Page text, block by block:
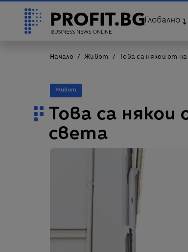
Глобално
Начало Живот Това са някои от
Живот
Това са
света